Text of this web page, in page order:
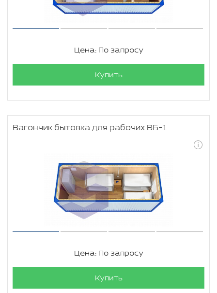
Цена: По запросу
Купить
Вагончик бытовка для рабочих ВБ-1
Цена: По запросу
Купить